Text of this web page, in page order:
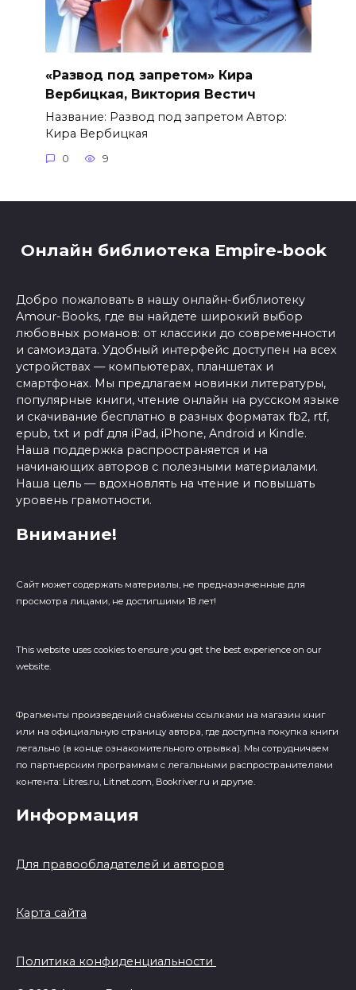
«Развод под запретом» Кира
Вербицкая, Виктория Вестич
Название: Развод под запретом Автор:
Кира Вербицкая
0 9
Онлайн библиотека Empire-book
Добро пожаловать в нашу онлайн-библиотеку
Amour-Books, где вы найдете широкий выбор
любовных романов: от классики до современности
и самоиздата. Удобный интерфейс доступен на всех
устройствах — компьютерах, планшетах и
смартфонах. Мы предлагаем новинки литературы,
популярные книги, чтение онлайн на русском языке
и скачивание бесплатно в разных форматах fb2, rtf,
epub, txt и pdf для iPad, iPhone, Android и Kindle.
Наша поддержка распространяется и на
начинающих авторов с полезными материалами.
Наша цель — вдохновлять на чтение и повышать
уровень грамотности.
Внимание!
Сайт может содержать материалы, не предназначенные для
просмотра лицами, не достигшими 18 лет!
This website uses cookies to ensure you get the best experience on our
website.
Фрагменты произведений cнабжены ссылками на магазин книг
или на официальную страницу автора, где доступна покупка книги
легально (в конце ознакомительного отрывка). Мы сотрудничаем
по партнерским программам с легальными распространителями
контента: Litres.ru, Litnet.com, Bookriver.ru и другие.
Информация
Для правообладателей и авторов
Карта сайта
Политика конфиденциальности